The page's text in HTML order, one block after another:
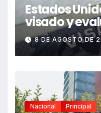
Estados
visado y
funcionarios
8 DE AGOSTO DE
Nacional Principal